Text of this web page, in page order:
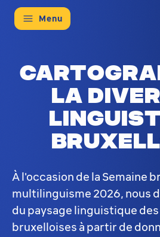
Menu
la
À l'occasion de la Semaine
multilinguisme 2026, nous
du paysage linguistique des
bruxelloises à partir de